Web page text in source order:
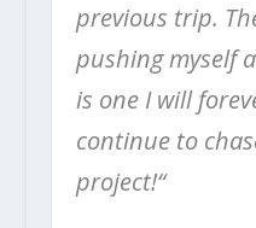
previous trip.
pushing myself
is one I will
continue to
project!“